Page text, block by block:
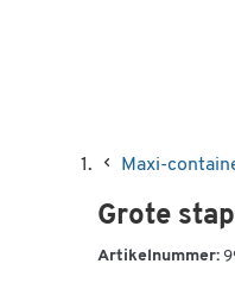
Maxi-
Grote
Artikelnummer: